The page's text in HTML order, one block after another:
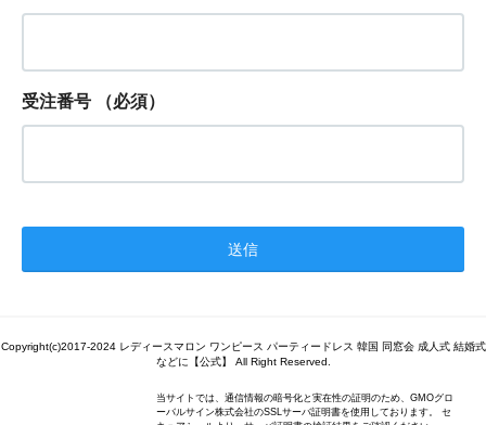
受注番号 （必須）
Copyright(c)2017-2024 レディースマロン ワンピース パーティードレス 韓国 同窓会 成人式 結婚式
などに【公式】 All Right Reserved.
当サイトでは、通信情報の暗号化と実在性の証明のため、GMOグロ
ーバルサイン株式会社のSSLサーバ証明書を使用しております。 セ